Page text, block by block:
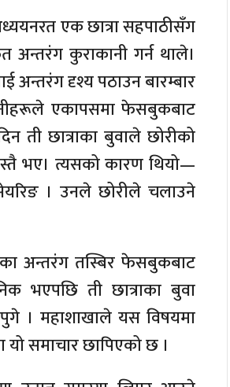
एक छात्रा सहपाठीसँग
अन्तरंग कुराकानी गर्न थाले।
अन्तरंग दृश्य पठाउन बारम्बार
एकापसमा फेसबुकबाट
ती छात्राका बुवाले छोरीको
भए। त्यसको कारण थियो—
सेयरिङ । उनले छोरीले चलाउने
अन्तरंग तस्बिर फेसबुकबाट
भएपछि ती छात्राका बुवा
पुगे । महाशाखाले यस विषयमा
समाचार छापिएको छ ।